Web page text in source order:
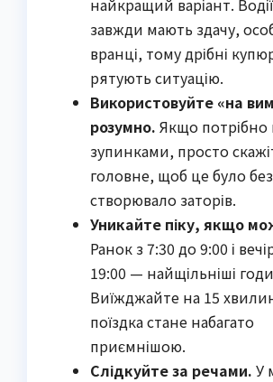
завжди мають здачу,
вранці, тому дрібні
рятують ситуацію.
Використовуйте «на
розумно. Якщо
зупинками, просто
головне, щоб це було
створювало заторів.
Уникайте піку, якщо
Ранок з 7:30 до 9:00 і
19:00 — найщільніші
Виїжджайте на 15
поїздка стане набагато
приємнішою.
Слідкуйте за речами. У